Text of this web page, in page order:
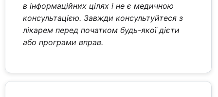
в інформаційних цілях і не є медичною
консультацією. Завжди консультуйтеся з
лікарем перед початком будь-якої дієти
або програми вправ.